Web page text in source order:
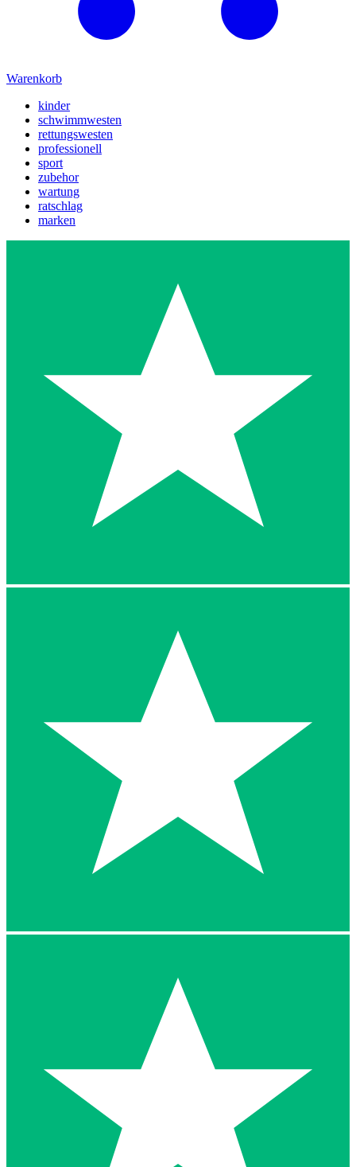
Warenkorb
kinder
schwimmwesten
rettungswesten
professionell
sport
zubehor
wartung
ratschlag
marken